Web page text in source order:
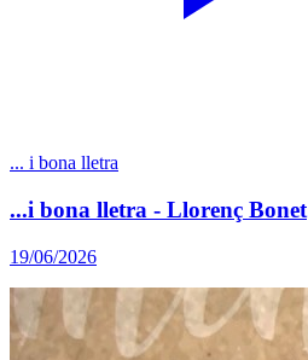
... i bona lletra
...i bona lletra - Llorenç Bonet
19/06/2026